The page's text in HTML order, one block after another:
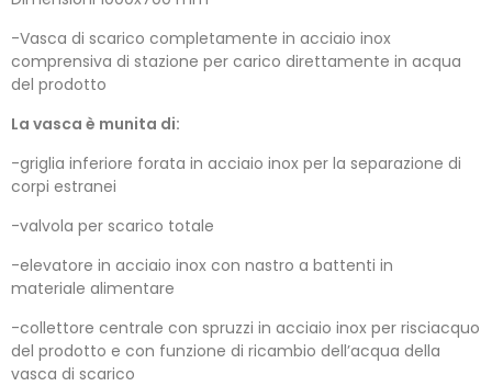
-Vasca di scarico completamente in acciaio inox
comprensiva di stazione per carico direttamente in acqua
del prodotto
La vasca è munita di:
-griglia inferiore forata in acciaio inox per la separazione di
corpi estranei
-valvola per scarico totale
-elevatore in acciaio inox con nastro a battenti in
materiale alimentare
-collettore centrale con spruzzi in acciaio inox per risciacquo
del prodotto e con funzione di ricambio dell’acqua della
vasca di scarico